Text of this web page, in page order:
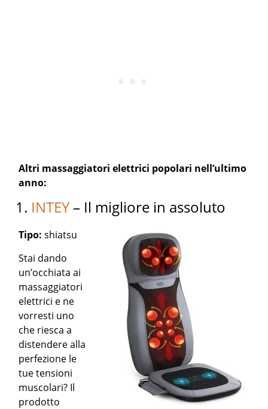
Altri massaggiatori elettrici popolari nell’ultimo
anno:
1. INTEY– Il migliore in assoluto
Tipo:shiatsu
Stai dando
un’occhiata ai
massaggiatori
elettrici e ne
vorresti uno
che riesca a
distendere alla
perfezione le
tue tensioni
muscolari? Il
prodotto